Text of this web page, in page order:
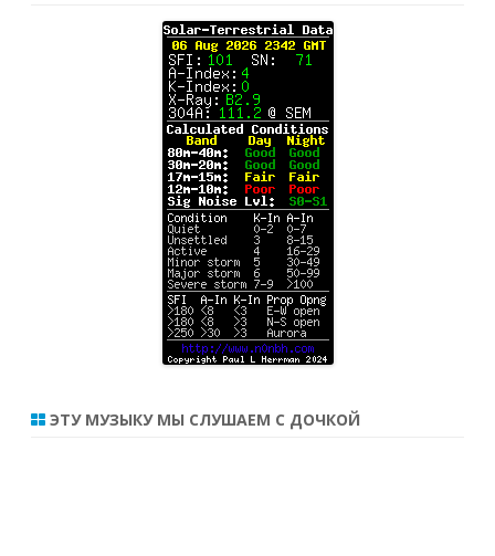
ЭТУ МУЗЫКУ МЫ СЛУШАЕМ С ДОЧКОЙ